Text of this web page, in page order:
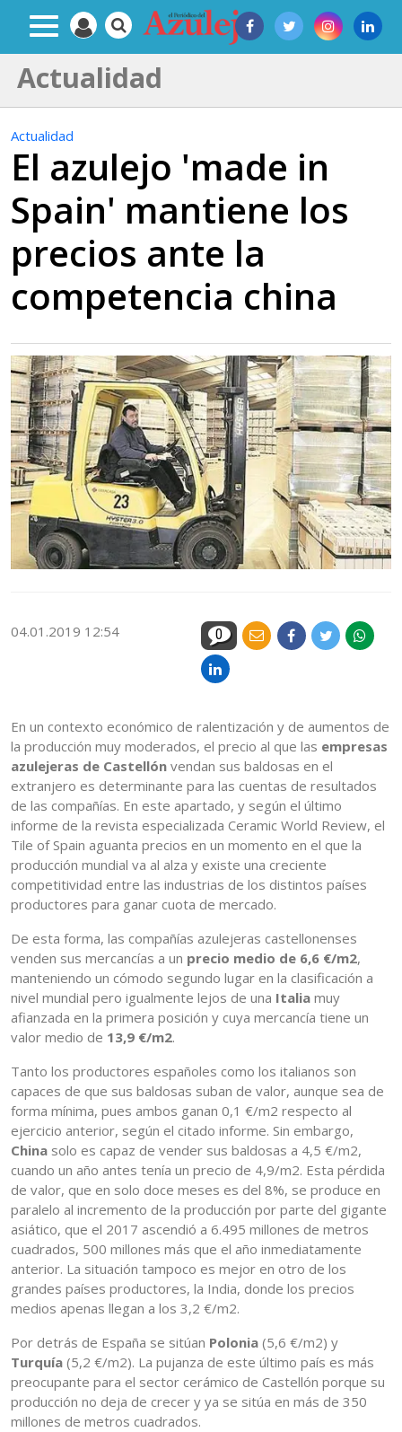
Actualidad
Actualidad
El azulejo 'made in
Spain' mantiene los
precios ante la
competencia china
04.01.2019 12:54 0
En un contexto económico de ralentización y de aumentos de
la producción muy moderados, el precio al que las empresas
azulejeras de Castellón vendan sus baldosas en el
extranjero es determinante para las cuentas de resultados
de las compañías. En este apartado, y según el último
informe de la revista especializada Ceramic World Review, el
Tile of Spain aguanta precios en un momento en el que la
producción mundial va al alza y existe una creciente
competitividad entre las industrias de los distintos países
productores para ganar cuota de mercado.
De esta forma, las compañías azulejeras castellonenses
venden sus mercancías a un precio medio de 6,6 €/m2,
manteniendo un cómodo segundo lugar en la clasificación a
nivel mundial pero igualmente lejos de una Italia muy
afianzada en la primera posición y cuya mercancía tiene un
valor medio de 13,9 €/m2.
Tanto los productores españoles como los italianos son
capaces de que sus baldosas suban de valor, aunque sea de
forma mínima, pues ambos ganan 0,1 €/m2 respecto al
ejercicio anterior, según el citado informe. Sin embargo,
China solo es capaz de vender sus baldosas a 4,5 €/m2,
cuando un año antes tenía un precio de 4,9/m2. Esta pérdida
de valor, que en solo doce meses es del 8%, se produce en
paralelo al incremento de la producción por parte del gigante
asiático, que el 2017 ascendió a 6.495 millones de metros
cuadrados, 500 millones más que el año inmediatamente
anterior. La situación tampoco es mejor en otro de los
grandes países productores, la India, donde los precios
medios apenas llegan a los 3,2 €/m2.
Por detrás de España se sitúan Polonia (5,6 €/m2) y
Turquía (5,2 €/m2). La pujanza de este último país es más
preocupante para el sector cerámico de Castellón porque su
producción no deja de crecer y ya se sitúa en más de 350
millones de metros cuadrados.